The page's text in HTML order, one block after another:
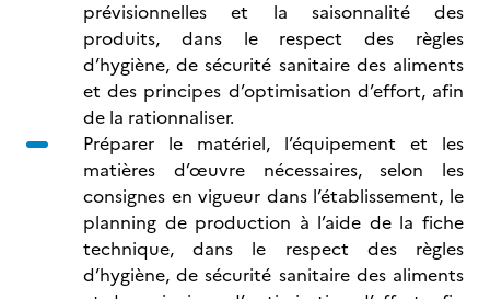
prévisionnelles et la saisonnalité des
produits, dans le respect des règles
d’hygiène, de sécurité sanitaire des aliments
et des principes d’optimisation d’effort, afin
de la rationnaliser.
Préparer le matériel, l’équipement et les
matières d’œuvre nécessaires, selon les
consignes en vigueur dans l’établissement, le
planning de production à l’aide de la fiche
technique, dans le respect des règles
d’hygiène, de sécurité sanitaire des aliments